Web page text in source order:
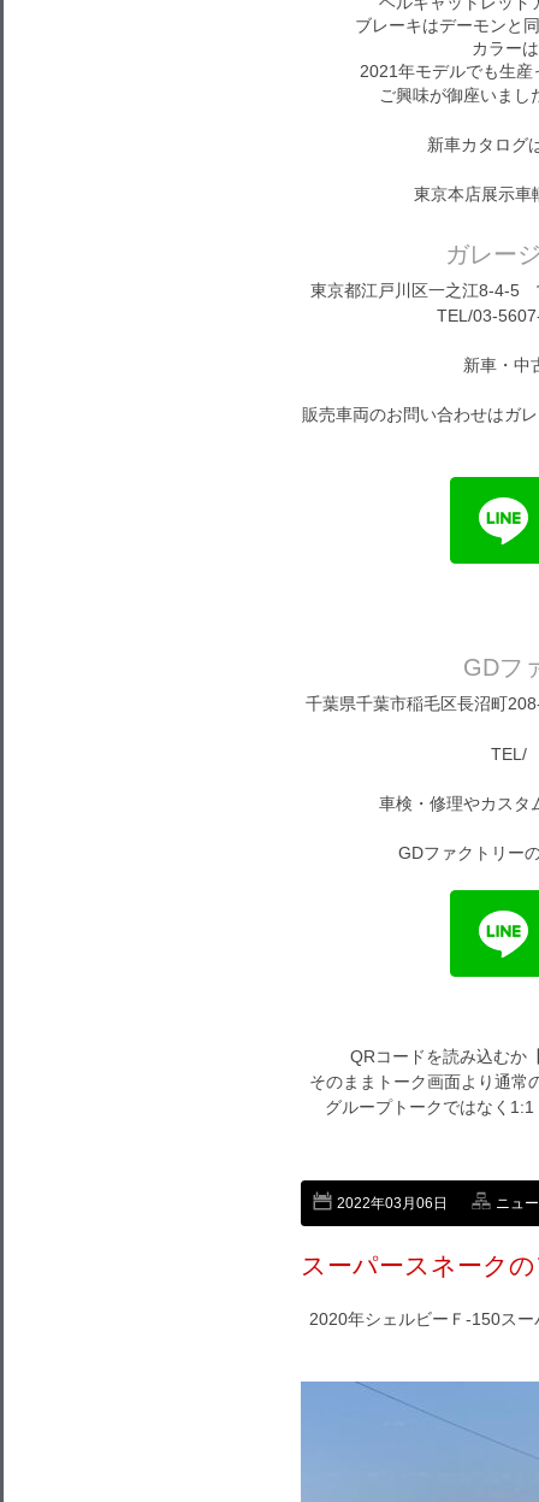
ブレーキはデーモンと
カラー
2021年モデルでも生
ご興味が御座いまし
新車カタログ
東京本店展示
ガレー
東京都江戸川区一之江8-4-5
TEL/03-
新車・中
販売車両のお問い合わせはガ
GDフ
千葉県千葉市稲毛区長沼町
TEL/
車検・修理やカスタ
GDファクトリー
QRコードを読み込むか
そのままトーク画面より通常
グループトークではなく
2022年03月06日 ニュ
スーパースネーク
2020年シェルビーＦ-150ス